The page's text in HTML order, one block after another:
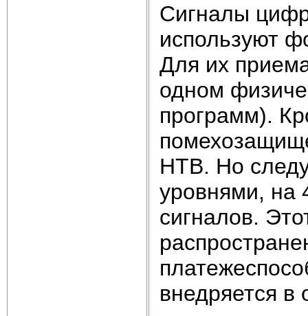
Сигналы
используют
Для их
одном
программ).
НТВ. Но
уровнями, на
сигналов.
внедряется